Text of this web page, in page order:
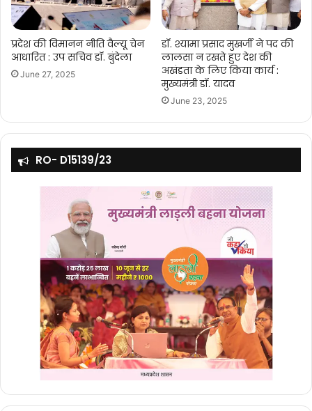
प्रदेश की विमानन नीति वैल्यू चेन
आधारित : उप सचिव डॉ. बुंदेला
June 27, 2025
डॉ. श्यामा प्रसाद मुखर्जी ने पद की
लालसा न रखते हुए देश की
अखंडता के लिए किया कार्य :
मुख्यमंत्री डॉ. यादव
June 23, 2025
RO- D15139/23